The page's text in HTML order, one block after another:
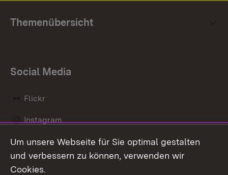
Themenübersicht
Social Media
Flickr
Instagram
Social Wall
Um unsere Webseite für Sie optimal gestalten
und verbessern zu können, verwenden wir
Cookies.